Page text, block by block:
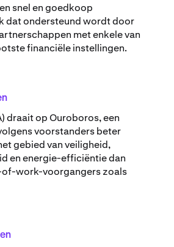
snel en goedkoop
dat ondersteund wordt door
met enkele van
financiële instellingen.
​​draait op Ouroboros, een
voorstanders beter
gebied van veiligheid,
en energie-efficiëntie dan
work-voorgangers zoals